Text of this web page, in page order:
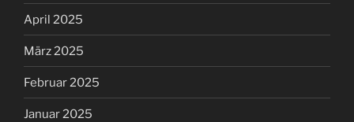
April 2025
März 2025
Februar 2025
Januar 2025